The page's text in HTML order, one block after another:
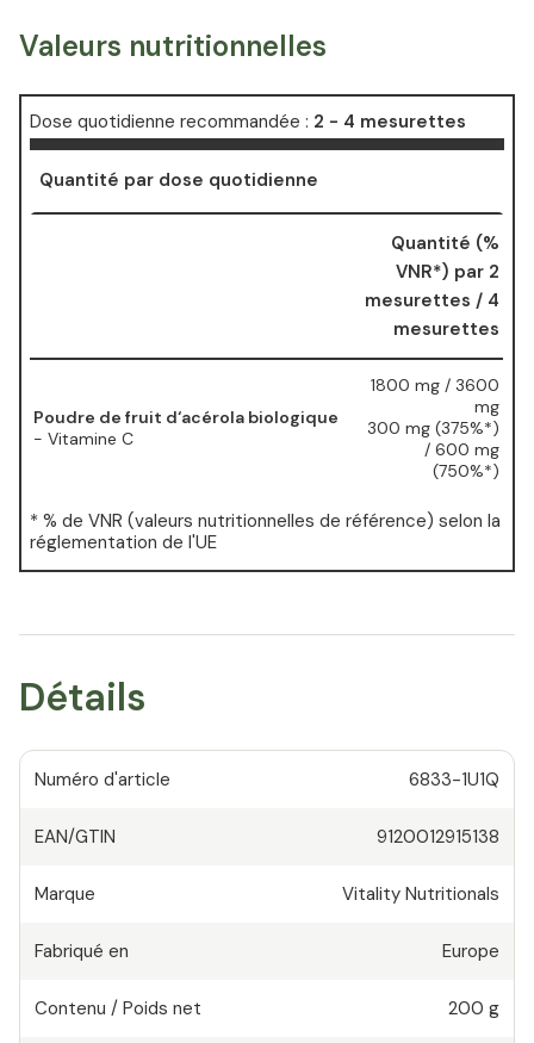
Valeurs nutritionnelles
Dose quotidienne recommandée : 2 - 4 mesurettes
Quantité par dose quotidienne
Quantité (%
VNR*) par 2
mesurettes / 4
mesurettes
Poudre de fruit d‘acérola biologique
- Vitamine C
1800 mg / 3600
mg
300 mg (375%*)
/ 600 mg
(750%*)
* % de VNR (valeurs nutritionnelles de référence) selon la
réglementation de l'UE
Détails
Numéro d'article 6833-1U1Q
EAN/GTIN 9120012915138
Marque Vitality Nutritionals
Fabriqué en Europe
Contenu / Poids net 200 g